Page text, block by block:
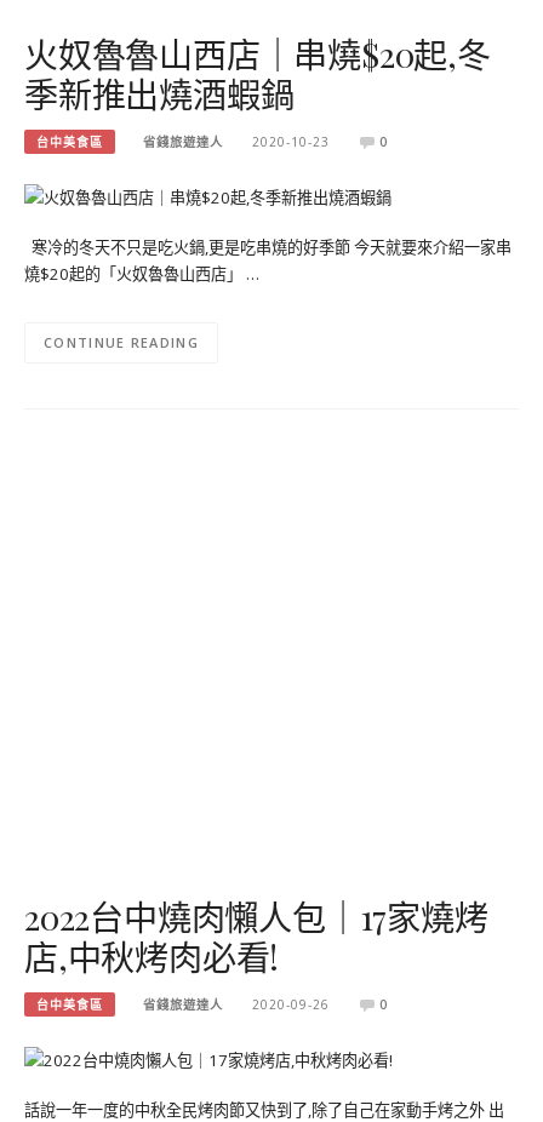
火奴魯魯山西店｜串燒$20起,冬
季新推出燒酒蝦鍋
台中美食區 省錢旅遊達人 2020-10-23 0
寒冷的冬天不只是吃火鍋,更是吃串燒的好季節 今天就要來介紹一家串
燒$20起的「火奴魯魯山西店」 …
CONTINUE READING
2022台中燒肉懶人包｜17家燒烤
店,中秋烤肉必看!
台中美食區 省錢旅遊達人 2020-09-26 0
話說一年一度的中秋全民烤肉節又快到了,除了自己在家動手烤之外 出